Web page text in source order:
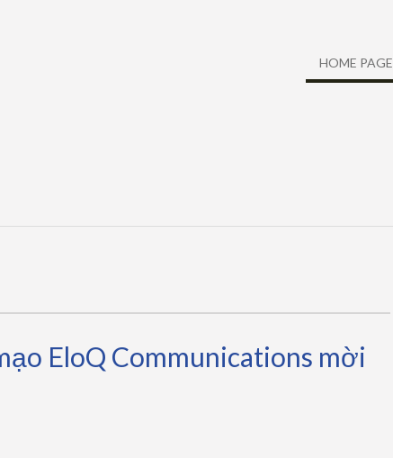
HOME PAGE
EloQ Communications mời